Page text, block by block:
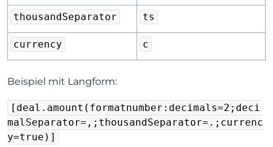
thousandSeparator ts
currency c
Beispiel mit Langform:
[deal.amount(formatnumber:decimals=2;deci
malSeparator=,;thousandSeparator=.;currenc
y=true)]